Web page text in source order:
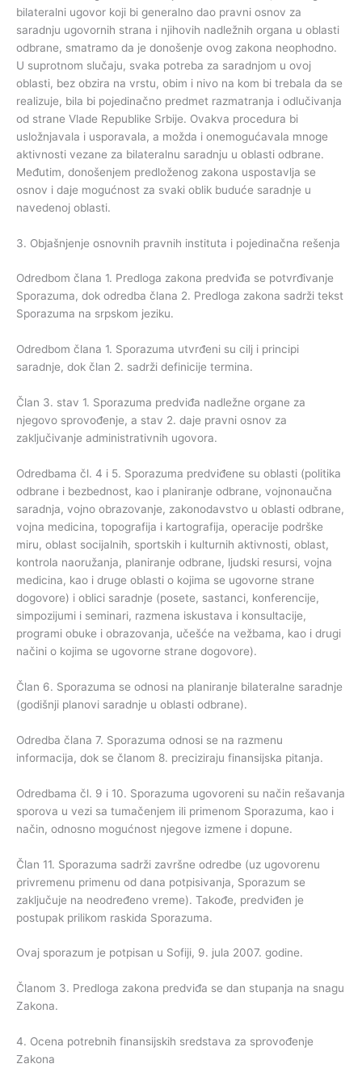
bilateralni ugovor koji bi generalno dao pravni osnov za
saradnju ugovornih strana i njihovih nadležnih organa u oblasti
odbrane, smatramo da je donošenje ovog zakona neophodno.
U suprotnom slučaju, svaka potreba za saradnjom u ovoj
oblasti, bez obzira na vrstu, obim i nivo na kom bi trebala da se
realizuje, bila bi pojedinačno predmet razmatranja i odlučivanja
od strane Vlade Republike Srbije. Ovakva procedura bi
usložnjavala i usporavala, a možda i onemogućavala mnoge
aktivnosti vezane za bilateralnu saradnju u oblasti odbrane.
Međutim, donošenjem predloženog zakona uspostavlja se
osnov i daje mogućnost za svaki oblik buduće saradnje u
navedenoj oblasti.
3. Objašnjenje osnovnih pravnih instituta i pojedinačna rešenja
Odredbom člana 1. Predloga zakona predviđa se potvrđivanje
Sporazuma, dok odredba člana 2. Predloga zakona sadrži tekst
Sporazuma na srpskom jeziku.
Odredbom člana 1. Sporazuma utvrđeni su cilj i principi
saradnje, dok član 2. sadrži definicije termina.
Član 3. stav 1. Sporazuma predviđa nadležne organe za
njegovo sprovođenje, a stav 2. daje pravni osnov za
zaključivanje administrativnih ugovora.
Odredbama čl. 4 i 5. Sporazuma predviđene su oblasti (politika
odbrane i bezbednost, kao i planiranje odbrane, vojnonaučna
saradnja, vojno obrazovanje, zakonodavstvo u oblasti odbrane,
vojna medicina, topografija i kartografija, operacije podrške
miru, oblast socijalnih, sportskih i kulturnih aktivnosti, oblast,
kontrola naoružanja, planiranje odbrane, ljudski resursi, vojna
medicina, kao i druge oblasti o kojima se ugovorne strane
dogovore) i oblici saradnje (posete, sastanci, konferencije,
simpozijumi i seminari, razmena iskustava i konsultacije,
programi obuke i obrazovanja, učešće na vežbama, kao i drugi
načini o kojima se ugovorne strane dogovore).
Član 6. Sporazuma se odnosi na planiranje bilateralne saradnje
(godišnji planovi saradnje u oblasti odbrane).
Odredba člana 7. Sporazuma odnosi se na razmenu
informacija, dok se članom 8. preciziraju finansijska pitanja.
Odredbama čl. 9 i 10. Sporazuma ugovoreni su način rešavanja
sporova u vezi sa tumačenjem ili primenom Sporazuma, kao i
način, odnosno mogućnost njegove izmene i dopune.
Član 11. Sporazuma sadrži završne odredbe (uz ugovorenu
privremenu primenu od dana potpisivanja, Sporazum se
zaključuje na neodređeno vreme). Takođe, predviđen je
postupak prilikom raskida Sporazuma.
Ovaj sporazum je potpisan u Sofiji, 9. jula 2007. godine.
Članom 3. Predloga zakona predviđa se dan stupanja na snagu
Zakona.
4. Ocena potrebnih finansijskih sredstava za sprovođenje
Zakona